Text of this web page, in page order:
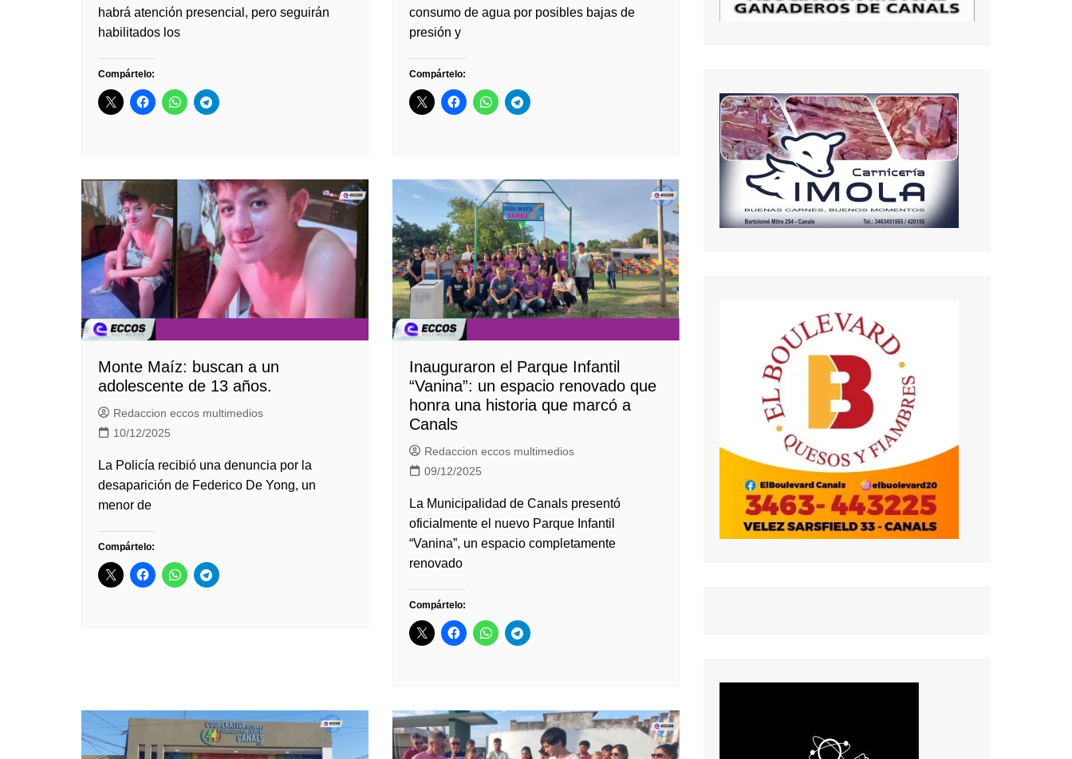
habrá atención presencial, pero seguirán
habilitados los
Compártelo:
consumo de agua por posibles bajas de
presión y
Compártelo:
Monte Maíz: buscan a un
adolescente de 13 años.
Redaccion eccos multimedios
10/12/2025
La Policía recibió una denuncia por la
desaparición de Federico De Yong, un
menor de
Compártelo:
Inauguraron el Parque Infantil
“Vanina”: un espacio renovado que
honra una historia que marcó a
Canals
Redaccion eccos multimedios
09/12/2025
La Municipalidad de Canals presentó
oficialmente el nuevo Parque Infantil
“Vanina”, un espacio completamente
renovado
Compártelo: